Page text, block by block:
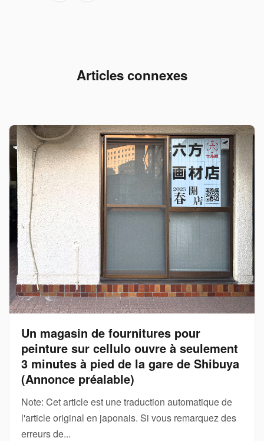
Articles connexes
Un magasin de fournitures pour
peinture sur cellulo ouvre à seulement
3 minutes à pied de la gare de Shibuya
(Annonce préalable)
Note: Cet article est une traduction automatique de
l'article original en japonais. Si vous remarquez des
erreurs de...